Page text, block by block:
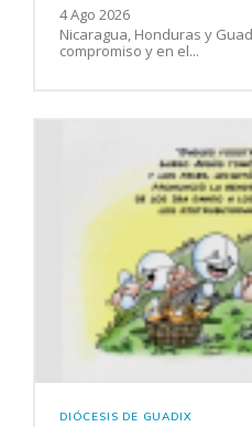
4 Ago 2026
Nicaragua, Honduras y
compromiso y en el...
DIÓCESIS DE GUADIX